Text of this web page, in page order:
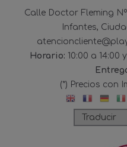
Calle Doctor Fleming
Infantes,
Horario: 10:00 a 14:00
(*) Precios con